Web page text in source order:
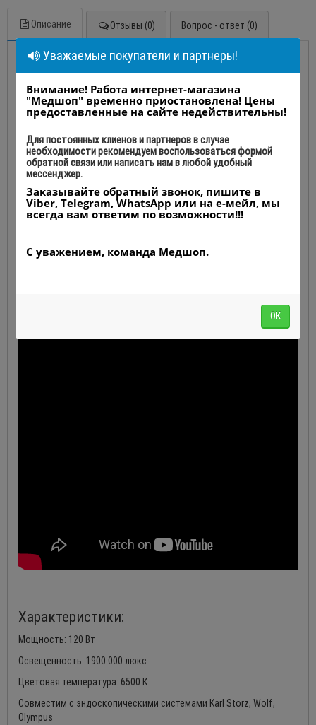
Описание Отзывы (0) Вопрос - ответ (0)
Эндоскопический LED-
осветитель SHREK SY-
GW1000L
Производство: Shanghai Shiyin Photoelectric Instrument Co., Ltd.,
Китай
SHREK SY-GW1000L
Характеристики:
Мощность: 120 Вт
Освещенность: 1900 000 люкс
Цветовая температура: 6500 К
Совместим с эндоскопическими системами Karl Storz, Wolf,
Olympus
Уважаемые покупатели и партнеры!
Внимание! Работа интернет-магазина
"Медшоп" временно приостановлена! Цены
предоставленные на сайте недействительны!
Для постоянных клиенов и партнеров в случае
необходимости рекомендуем воспользоваться формой
обратной связи или написать нам в любой удобный
мессенджер.
Заказывайте обратный звонок, пишите в
Viber, Telegram, WhatsApp или на е-мейл, мы
всегда вам ответим по возможности!!!
С уважением, команда Медшоп.
ОК